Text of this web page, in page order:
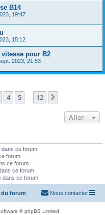
B14
19:47
15:12
pour B2
2023, 21:53
4 5 12
Aller
dans ce forum
forum
ce forum
ce forum
dans ce forum
forum Nous contacter
© phpBB Limited